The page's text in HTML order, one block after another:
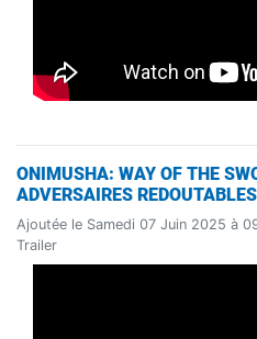
ONIMUSHA: WAY OF THE
ADVERSAIRES REDOUTABLES
Ajoutée le Samedi 07 Juin 2025 à
Trailer